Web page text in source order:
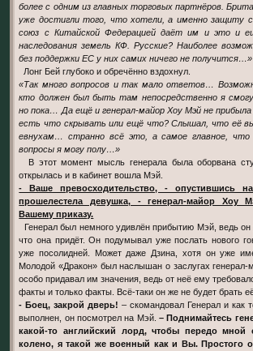
более с одним из главных торговых партнёров.
уже достигли того, что хотели, а именно защиту
союз с Китайской Федерацией даёт им и это и
наследования земель КФ. Русские? Наиболее
без поддержки ЕС у них самих ничего не получится…»
Лонг Бей глубоко и обречённо вздохнул.
«Так много вопросов и так мало ответов…
кто должен был быть там непосредственно я
но пока… Да ещё и генерал-майор Хоу Мэй не
есть что скрывать или ещё что? Слышал, что её
евнухам… странно всё это, а самое главное,
вопросы я могу полу…»
В этот момент мысль генерала была оборвана
открылась и в кабинет вошла Мэй.
- Ваше превосходительство, - опустившись
прошелестела девушка, - генерал-майор Хоу
Вашему приказу.
Генерал был немного удивлён прибытию Мэй, ведь он
что она придёт. Он подумывал уже послать нового
уже посолидней. Может даже Дзина, хотя он уже
Молодой «Дракон» был наслышан о заслугах генерал-
особо придавал им значения, ведь от неё ему
факты и только факты. Всё-таки он же не будет брать
- Боец, закрой дверь!– скомандовал Генерал и как
выполнен, он посмотрел на Мэй.– Поднимайтесь
какой-то английский лорд, чтобы передо мной
колено, я такой же военный как и Вы. Простого